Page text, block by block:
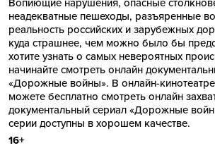
Вопиющие нарушения, опасные
неадекватные пешеходы, разъяренные
реальность российских и зарубежных
куда страшнее, чем можно было бы
хотите узнать о самых невероятных
начинайте смотреть онлайн
«Дорожные войны». В онлайн-
можете бесплатно смотреть онлайн
документальный сериал «Дорожные
серии доступны в хорошем качестве.
16+